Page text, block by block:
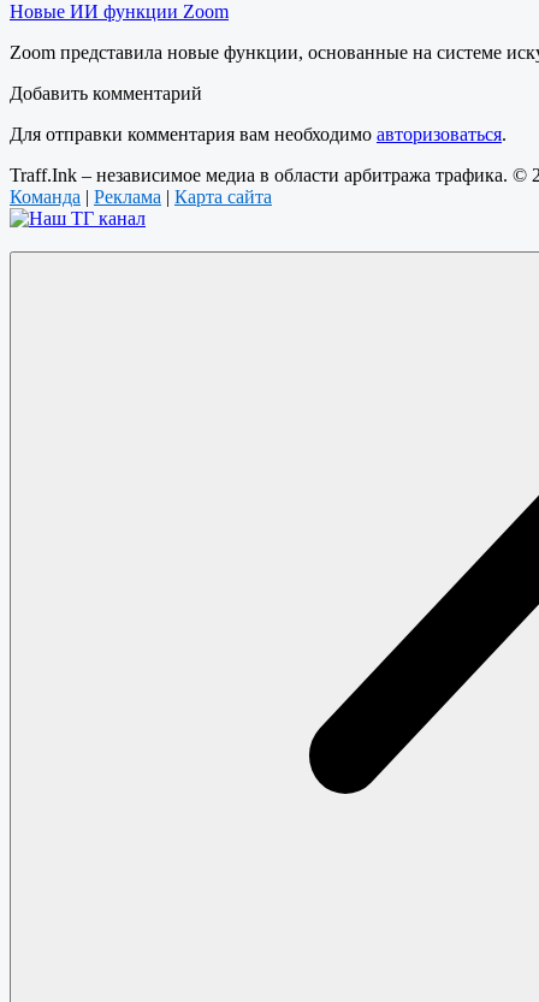
Новые ИИ функции Zoom
Zoom представила новые функции, основанные на системе
Добавить комментарий
Для отправки комментария вам необходимо авторизоваться.
Traff.Ink – независимое медиа в области арбитража трафика.
Команда | Реклама | Карта сайта